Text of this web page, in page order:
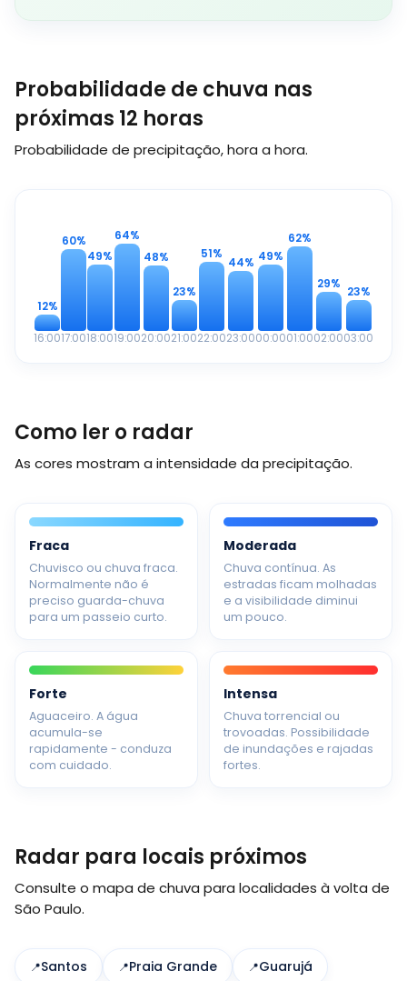
Probabilidade de chuva nas
próximas 12 horas
Probabilidade de precipitação, hora a hora.
12%
16:00
60%
17:00
49%
18:00
64%
19:00
48%
20:00
23%
21:00
51%
22:00
44%
23:00
49%
00:00
62%
01:00
29%
02:00
23%
03:00
Como ler o radar
As cores mostram a intensidade da precipitação.
Fraca
Chuvisco ou chuva fraca.
Normalmente não é
preciso guarda-chuva
para um passeio curto.
Moderada
Chuva contínua. As
estradas ficam molhadas
e a visibilidade diminui
um pouco.
Forte
Aguaceiro. A água
acumula-se
rapidamente - conduza
com cuidado.
Intensa
Chuva torrencial ou
trovoadas. Possibilidade
de inundações e rajadas
fortes.
Radar para locais próximos
Consulte o mapa de chuva para localidades à volta de
São Paulo.
Santos Praia Grande Guarujá